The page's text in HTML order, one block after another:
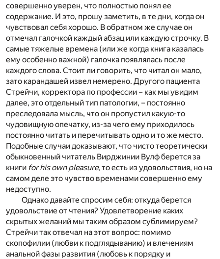
совершенно уверен, что полностью понял ее
содержание. И это, прошу заметить, в те дни, когда он
чувствовал себя хорошо. В обратном же случае он
отмечал галочкой каждый абзац или каждую строчку. В
самые тяжелые времена (или же когда книга казалась
ему особенно важной) галочка появлялась после
каждого слова. Стоит ли говорить, что читал он мало,
зато карандашей извел немерено. Другого пациента
Стрейчи, корректора по профессии – как мы увидим
далее, это отдельный тип патологии, – постоянно
преследовала мысль, что он пропустил какую-то
чудовищную опечатку, из-за чего ему приходилось
постоянно читать и перечитывать одно и то же место.
Подобные случаи доказывают, что чисто теоретически
обыкновенный читатель Вирджинии Вулф берется за
книги for his own pleasure, то есть из удовольствия, но на
самом деле это чувство временами совершенно ему
недоступно.
Однако давайте спросим себя: откуда берется
удовольствие от чтения? Удовлетворение каких
скрытых желаний мы таким образом сублимируем?
Стрейчи так отвечал на этот вопрос: помимо
скопофилии (любви к подглядыванию) и влечениям
анальной фазы развития (любовь к порядку и